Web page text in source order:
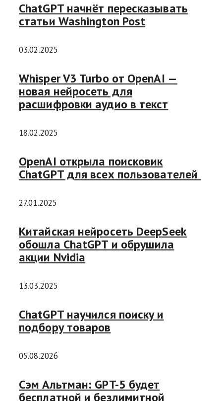
ChatGPT начнёт пересказывать
статьи Washington Post
03.02.2025
Whisper V3 Turbo от OpenAI —
новая нейросеть для
расшифровки аудио в текст
18.02.2025
OpenAI открыла поисковик
ChatGPT для всех пользователей
27.01.2025
Китайская нейросеть DeepSeek
обошла ChatGPT и обрушила
акции Nvidia
13.03.2025
ChatGPT научился поиску и
подбору товаров
05.08.2026
Сэм Альтман: GPT-5 будет
бесплатной и безлимитной